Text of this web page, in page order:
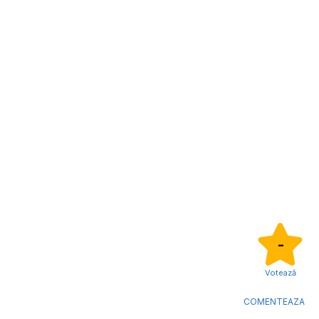
-
Votează
COMENTEAZA